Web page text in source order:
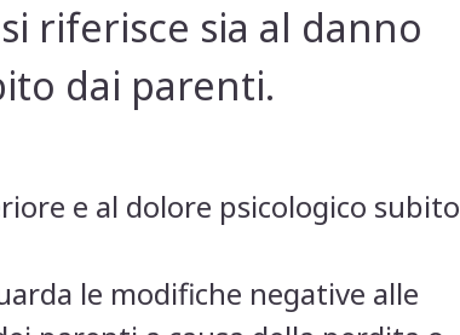
riferisce sia al danno
dai parenti.
e al dolore psicologico subito
le modifiche negative alle